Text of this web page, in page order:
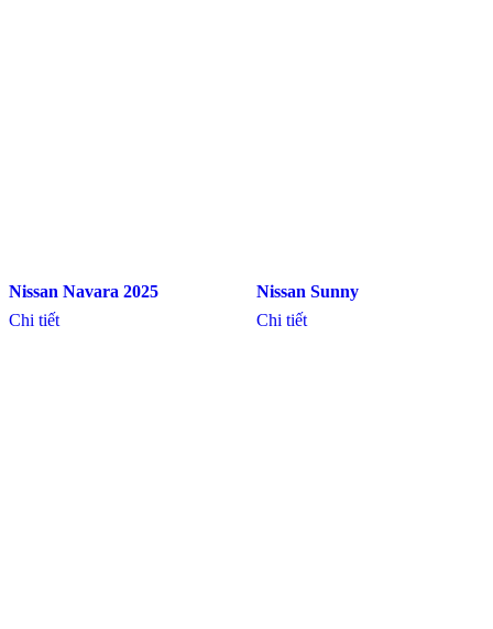
Nissan Navara 2025
Chi tiết
Nissan Sunny
Chi tiết